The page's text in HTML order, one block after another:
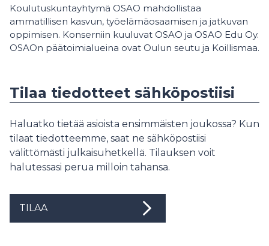
Koulutuskuntayhtymä OSAO mahdollistaa
ammatillisen kasvun, työelämäosaamisen ja jatkuvan
oppimisen. Konserniin kuuluvat OSAO ja OSAO Edu Oy.
OSAOn päätoimialueina ovat Oulun seutu ja Koillismaa.
Tilaa tiedotteet sähköpostiisi
Haluatko tietää asioista ensimmäisten joukossa? Kun
tilaat tiedotteemme, saat ne sähköpostiisi
välittömästi julkaisuhetkellä. Tilauksen voit
halutessasi perua milloin tahansa.
TILAA